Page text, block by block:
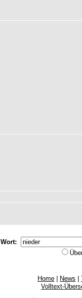
Wort:
Home News
Volltext-